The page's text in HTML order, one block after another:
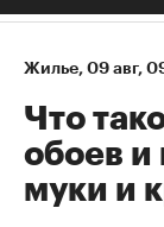
Жилье 09 авг,
Что
обоев и
муки и